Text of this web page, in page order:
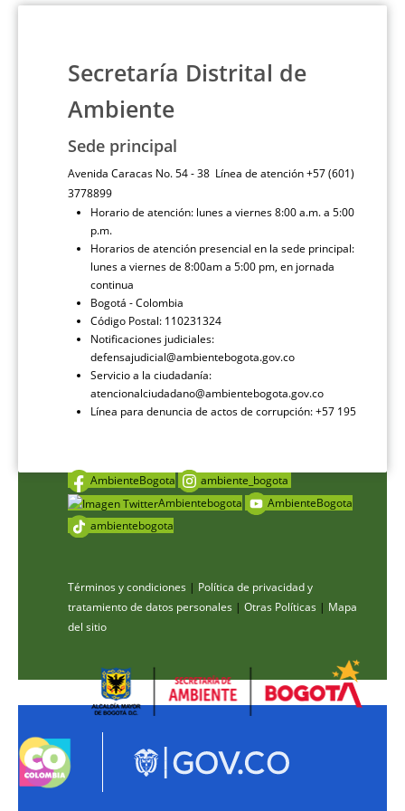
Secretaría Distrital de
Ambiente
Sede principal
Avenida Caracas No. 54 - 38 Línea de atención +57 (601)
3778899
Horario de atención: lunes a viernes 8:00 a.m. a 5:00
p.m.
Horarios de atención presencial en la sede principal:
lunes a viernes de 8:00am a 5:00 pm, en jornada
continua
Bogotá - Colombia
Código Postal: 110231324
Notificaciones judiciales:
defensajudicial@ambientebogota.gov.co
Servicio a la ciudadanía:
atencionalciudadano@ambientebogota.gov.co
Línea para denuncia de actos de corrupción: +57 195
AmbienteBogota
ambiente_bogota
Ambientebogota
AmbienteBogota
ambientebogota
Términos y condiciones | Política de privacidad y
tratamiento de datos personales | Otras Políticas | Mapa
del sitio